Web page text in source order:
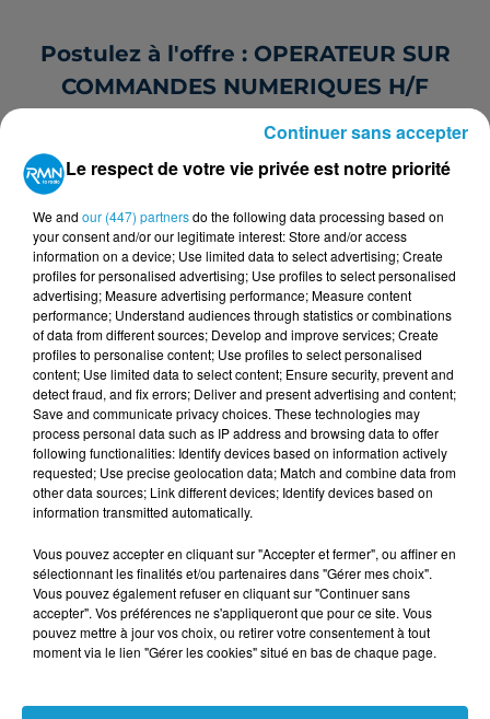
Postulez à l'offre : OPERATEUR SUR
COMMANDES NUMERIQUES H/F
Votre nom
Votre e-mail*
Votre n° de téléphone*
Votre message*
Le respect de votre vie privée est notre priorité
We and our (447) partnersdo the following data processing based on
your consent and/or our legitimate interest: Store and/or access
information on a device; Use limited data to select advertising; Create
profiles for personalised advertising; Use profiles to select personalised
advertising; Measure advertising performance; Measure content
performance; Understand audiences through statistics or combinations
of data from different sources; Develop and improve services; Create
profiles to personalise content; Use profiles to select personalised
content; Use limited data to select content; Ensure security, prevent and
detect fraud, and fix errors; Deliver and present advertising and content;
Save and communicate privacy choices. These technologies may
process personal data such as IP address and browsing data to offer
following functionalities: Identify devices based on information actively
requested; Use precise geolocation data; Match and combine data from
other data sources; Link different devices; Identify devices based on
information transmitted automatically.
Vous pouvez accepter en cliquant sur "Accepter et fermer", ou affiner en
sélectionnant les finalités et/ou partenaires dans "Gérer mes choix".
Vous pouvez également refuser en cliquant sur "Continuer sans
accepter". Vos préférences ne s'appliqueront que pour ce site. Vous
pouvez mettre à jour vos choix, ou retirer votre consentement à tout
moment via le lien "Gérer les cookies" situé en bas de chaque page.
Continuer sans accepter